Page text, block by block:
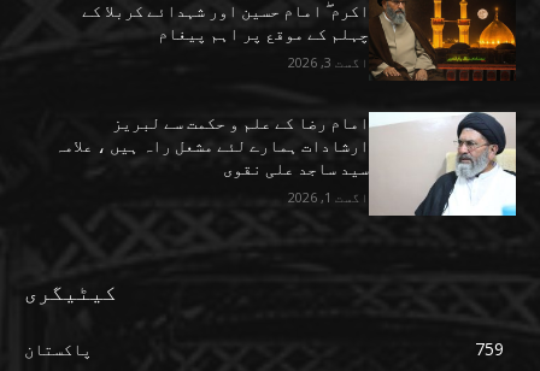
اکرم ۖ امام حسین اور شہدائے کربلا کے
چہلم کے موقع پر اہم پیغام
اگست 3, 2026
امام رضا کے علم و حکمت سے لبریز
ارشادات ہمارے لئے مشعل راہ ہیں ، علامہ
سید ساجد علی نقوی
اگست 1, 2026
کیٹیگری
پاکستان
759